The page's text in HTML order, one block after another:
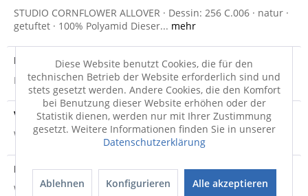
STUDIO CORNFLOWER ALLOVER · Dessin: 256 C.006 · natur ·
getuftet · 100% Polyamid Dieser... mehr
Produktsicherheit
Produktsicherheit
Versandinfo
Weitere Informationen zum Versand...
Hersteller
Weitere Informationen zum Hersteller...
Diese Website benutzt Cookies, die für den
technischen Betrieb der Website erforderlich sind und
stets gesetzt werden. Andere Cookies, die den Komfort
bei Benutzung dieser Website erhöhen oder der
Statistik dienen, werden nur mit Ihrer Zustimmung
gesetzt. Weitere Informationen finden Sie in unserer
Datenschutzerklärung
Ablehnen Konfigurieren Alle akzeptieren